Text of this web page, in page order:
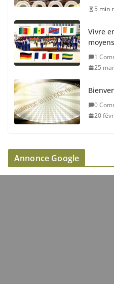
5 min
Vivre
moyens
1
25
0
20
Annonce Google